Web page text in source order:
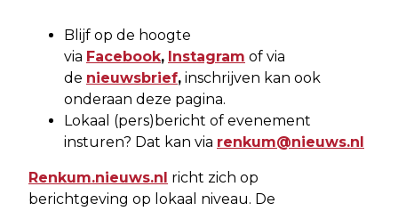
Blijf op de hoogte
via Facebook, Instagram of via
de nieuwsbrief, inschrijven kan ook
onderaan deze pagina.
Lokaal (pers)bericht of evenement
insturen? Dat kan via renkum@nieuws.nl
Renkum.nieuws.nl richt zich op
berichtgeving op lokaal niveau. De